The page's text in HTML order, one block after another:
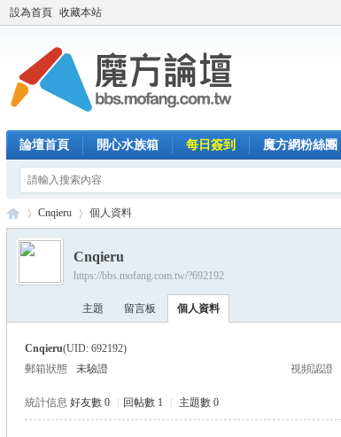
設為首頁 收藏本站
論壇首頁 開心水族箱 每日簽到 魔方網粉絲團
›
Cnqieru 個人資料
Cnqieru
https://bbs.mofang.com.tw/?692192
主題 留言板 個人資料
Cnqieru(UID: 692192)
郵箱狀態
未驗證 視頻認證
統計信息 好友數 0 回帖數 1 主題數 0